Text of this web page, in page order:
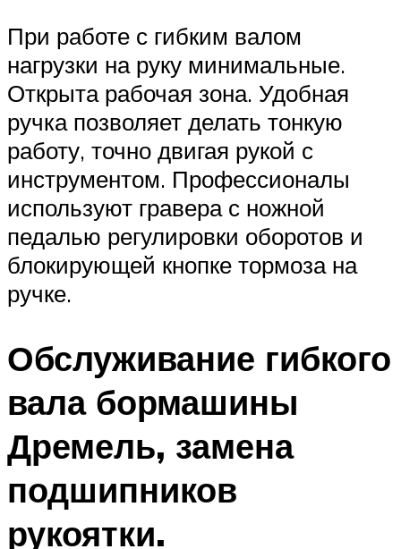
При работе с гибким валом
нагрузки на руку минимальные.
Открыта рабочая зона. Удобная
ручка позволяет делать тонкую
работу, точно двигая рукой с
инструментом. Профессионалы
используют гравера с ножной
педалью регулировки оборотов и
блокирующей кнопке тормоза на
ручке.
Обслуживание гибкого
вала бормашины
Дремель, замена
подшипников
рукоятки.